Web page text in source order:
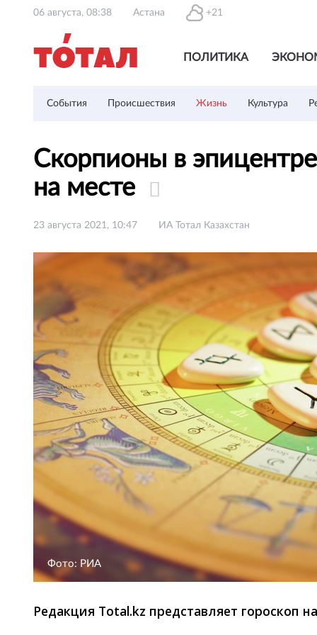
06 августа, 08:38 Астана +21
ПОЛИТИКА
События Происшествия Жизнь Культура
Скорпионы в
на месте
23 августа 2021, 10:47 ИА Тотал Казахстан
Фото: РИА
Редакция Total.kz представляет гороскоп на